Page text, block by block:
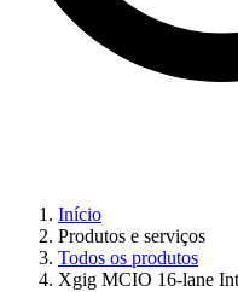
Início
Produtos e serviços
Todos os produtos
Xgig MCIO 16-lane